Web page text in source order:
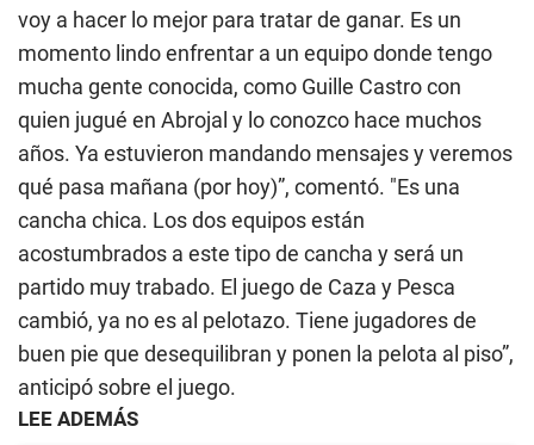
voy a hacer lo mejor para tratar de ganar. Es un
momento lindo enfrentar a un equipo donde tengo
mucha gente conocida, como Guille Castro con
quien jugué en Abrojal y lo conozco hace muchos
años. Ya estuvieron mandando mensajes y veremos
qué pasa mañana (por hoy)”, comentó. "Es una
cancha chica. Los dos equipos están
acostumbrados a este tipo de cancha y será un
partido muy trabado. El juego de Caza y Pesca
cambió, ya no es al pelotazo. Tiene jugadores de
buen pie que desequilibran y ponen la pelota al piso”,
anticipó sobre el juego.
LEE ADEMÁS